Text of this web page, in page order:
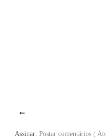
Assinar: Postar comentários (